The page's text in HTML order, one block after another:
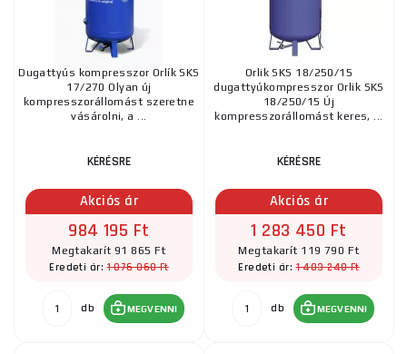
Dugattyús kompresszor Orlík SKS
17/270 Olyan új
kompresszorállomást szeretne
vásárolni, a ...
KÉRÉSRE
Akciós ár
984 195 Ft
Megtakarít 91 865 Ft
Eredeti ár:1 076 060 Ft
db MEGVENNI
Orlik SKS 18/250/15
dugattyúkompresszor Orlik SKS
18/250/15 Új
kompresszorállomást keres, ...
KÉRÉSRE
Akciós ár
1 283 450 Ft
Megtakarít 119 790 Ft
Eredeti ár:1 403 240 Ft
db MEGVENNI